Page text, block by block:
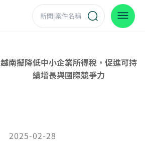
越南擬降低中小企業所得稅，促進可持
續增長與國際競爭力
2025-02-28